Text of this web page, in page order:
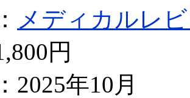
メディカルレ
円
2025年10月